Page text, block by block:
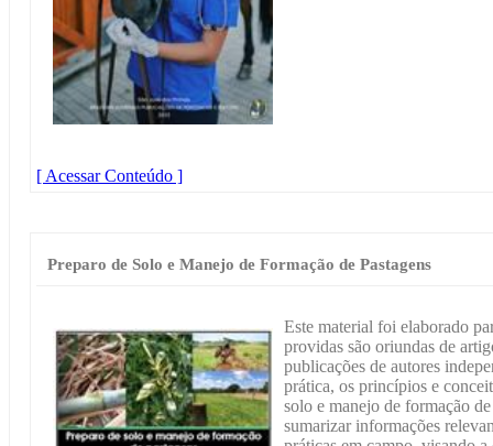
[ Acessar Conteúdo ]
Preparo de Solo e Manejo de Formação de Pastagens
Este material foi elaborado
providas são oriundas de
publicações de autores
prática, os princípios e
solo e manejo de formação
sumarizar informações